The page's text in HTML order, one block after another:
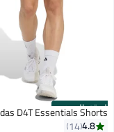
الستور الرسمي
D4T Essentials Shorts
4.8
14